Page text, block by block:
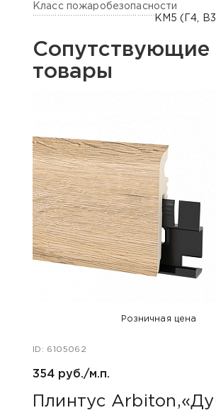
Класс пожаробезопасности
КМ5 (Г4,
Сопутствующие
товары
Розничная цена
ID: 6105062
354 руб./м.п.
Плинтус